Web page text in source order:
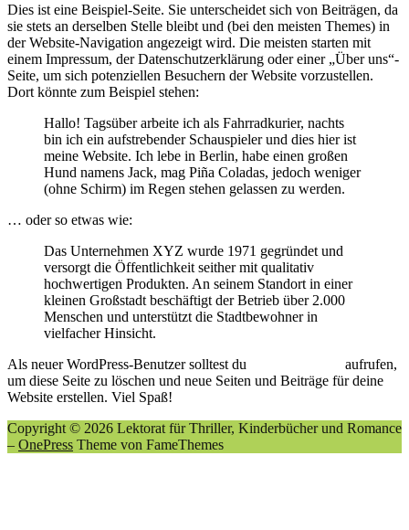
Dies ist eine Beispiel-Seite. Sie unterscheidet sich von Beiträgen, da
sie stets an derselben Stelle bleibt und (bei den meisten Themes) in
der Website-Navigation angezeigt wird. Die meisten starten mit
einem Impressum, der Datenschutzerklärung oder einer „Über uns“-
Seite, um sich potenziellen Besuchern der Website vorzustellen.
Dort könnte zum Beispiel stehen:
Hallo! Tagsüber arbeite ich als Fahrradkurier, nachts
bin ich ein aufstrebender Schauspieler und dies hier ist
meine Website. Ich lebe in Berlin, habe einen großen
Hund namens Jack, mag Piña Coladas, jedoch weniger
(ohne Schirm) im Regen stehen gelassen zu werden.
… oder so etwas wie:
Das Unternehmen XYZ wurde 1971 gegründet und
versorgt die Öffentlichkeit seither mit qualitativ
hochwertigen Produkten. An seinem Standort in einer
kleinen Großstadt beschäftigt der Betrieb über 2.000
Menschen und unterstützt die Stadtbewohner in
vielfacher Hinsicht.
Als neuer WordPress-Benutzer solltest du
aufrufen,
um diese Seite zu löschen und neue Seiten und Beiträge für deine
Website erstellen. Viel Spaß!
Copyright © 2026 Lektorat für Thriller, Kinderbücher und Romance
– OnePress Theme von FameThemes